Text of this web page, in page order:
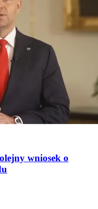
wniosek o